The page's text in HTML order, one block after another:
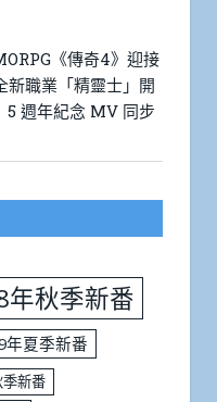
《傳奇4》迎接
新職業「精靈士」開
週年紀念 MV 同步
年秋季新番
年夏季新番
新番